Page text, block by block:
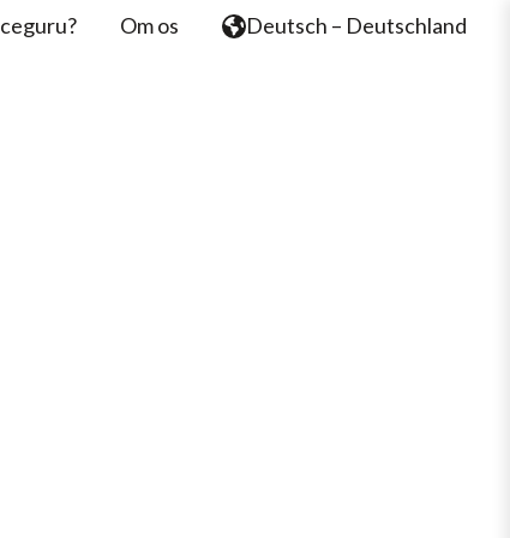
Om os Deutsch – Deutschland